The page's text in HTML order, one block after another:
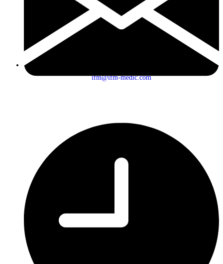
ifm@ifm-medic.com